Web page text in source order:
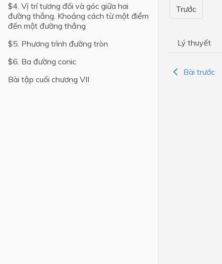
Lớp 7
Lớp 6
Lớp 5
Lớp 4
Lớp 3
$4. Vị trí tương đối và góc giữa hai
đường thẳng. Khoảng cách từ một điểm
đến một đường thẳng
$5. Phương trình đường tròn
$6. Ba đường conic
Bài tập cuối chương VII
Trước
Lý thuyết
Bài trước